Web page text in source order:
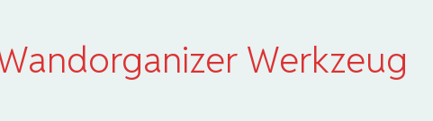
Werkzeug